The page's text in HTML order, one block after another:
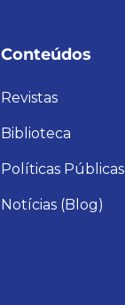
Conteúdos
Revistas
Biblioteca
Políticas Públicas
Notícias (Blog)